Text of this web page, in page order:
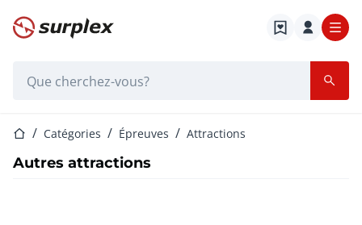
Page d'accueil
Page d'accueil
Catégories Épreuves Attractions
Autres attractions